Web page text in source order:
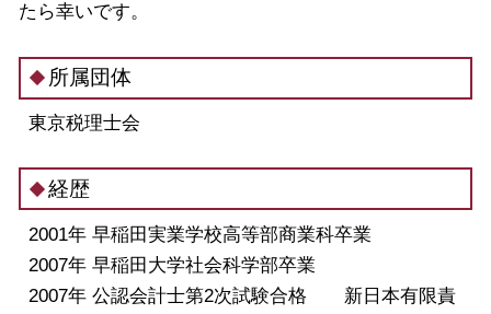
たら幸いです。
所属団体
東京税理士会
経歴
2001年 早稲田実業学校高等部商業科卒業
2007年 早稲田大学社会科学部卒業
2007年 公認会計士第2次試験合格 新日本有限責